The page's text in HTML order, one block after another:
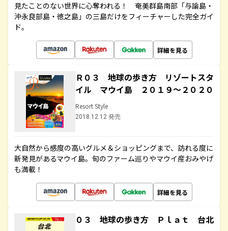
見たことのない世界に心奪われる！ 奄美群島南部「与論島・
沖永良部島・徳之島」の三島だけをフィーチャーした完全ガイ
ド。
詳細を見る
Ｒ０３ 地球の歩き方 リゾートスタ
イル マウイ島 ２０１９～２０２０
Resort Style
2018.12.12 発売
大自然から感度の高いグルメ＆ショッピングまで、訪れる度に
新発見があるマウイ島。旬のファーム巡りやマウイ産おみやげ
も満載！
詳細を見る
０３ 地球の歩き方 Ｐｌａｔ 台北